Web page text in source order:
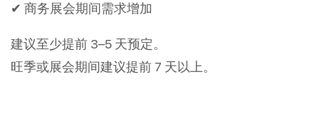
✔ 商务展会期间需求增加
建议至少提前 3–5 天预定。
旺季或展会期间建议提前 7 天以上。